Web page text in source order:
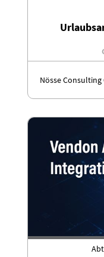
Nösse Consulting